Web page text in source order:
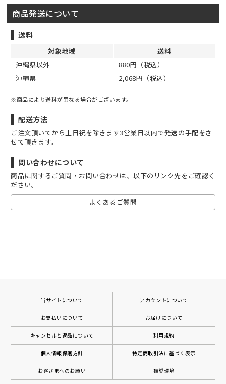
商品発送について
送料
対象地域
送料
沖縄県以外
880円（税込）
沖縄県
2,068円（税込）
※商品により送料が異なる場合がございます。
配送方法
ご注文頂いてから土日祝を除きます3営業日以内で発送の手配をさ
せて頂きます。
問い合わせについて
商品に関するご質問・お問い合わせは、以下のリンク先をご確認く
ださい。
よくあるご質問
当サイトについて アカウントについて
お支払いについて お届けについて
キャンセルと返品について 利用規約
個人情報保護方針 特定商取引法に基づく表示
お客さまへのお願い 推奨環境